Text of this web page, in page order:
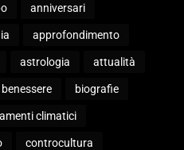
anniversari
approfondimento
astrologia attualità
benessere biografie
climatici
controcultura